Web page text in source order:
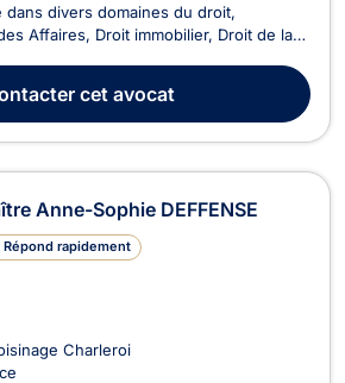
divers domaines du droit,
Affaires, Droit immobilier, Droit de la
se distingue par son approche
s’engageant à fou...
cet avocat
Anne-Sophie DEFFENSE
Répond rapidement
Charleroi